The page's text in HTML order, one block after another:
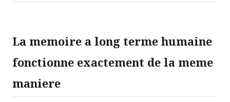
La memoire a long terme humaine
fonctionne exactement de la meme
maniere